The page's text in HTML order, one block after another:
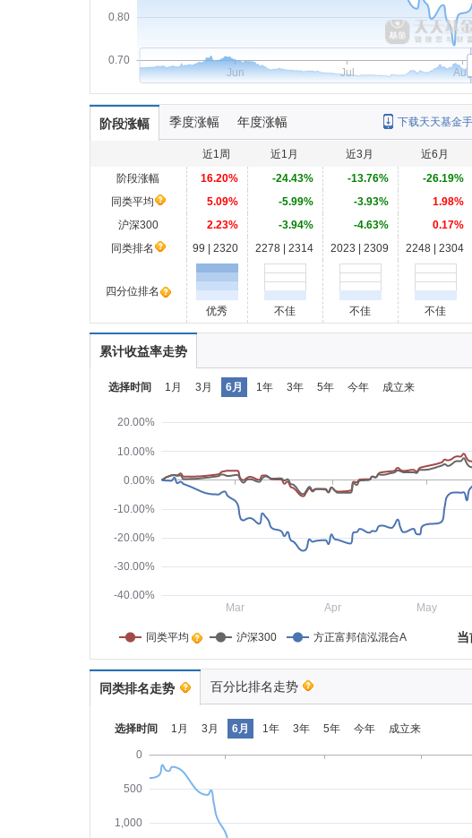
0.70
0.80
Jun Jul Aug
阶段涨幅 季度涨幅 年度涨幅 下载天天基金
近1周 近1月 近3月 近6月
阶段涨幅
16.20% -24.43% -13.76% -26.19%
同类平均
5.09% -5.99% -3.93% 1.98%
沪深300
2.23% -3.94% -4.63% 0.17%
同类排名
99 | 2320 2278 | 2314 2023 | 2309 2248 | 2304
四分位排名
优秀
不佳 不佳 不佳
累计收益率走势
选择时间 1月 3月 6月 1年 3年 5年 今年 成立来
-40.00%
-30.00%
-20.00%
-10.00%
0.00%
10.00%
20.00%
Mar Apr May
同类平均 沪深300 方正富邦信泓混合A
同类排名走势 百分比排名走势
选择时间 1月 3月 6月 1年 3年 5年 今年 成立来
0
500
1,000